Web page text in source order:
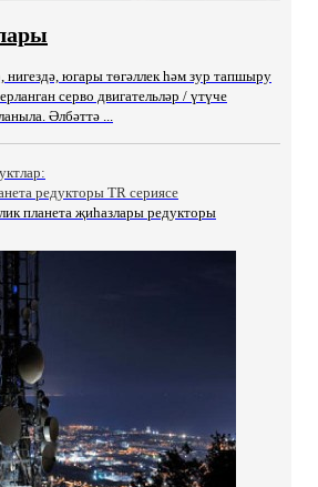
нигездә, югары төгәллек һәм зур тапшыру
серво двигательләр / үтүче
Әлбәттә ...
редукторы TR сериясе
планета җиһазлары редукторы